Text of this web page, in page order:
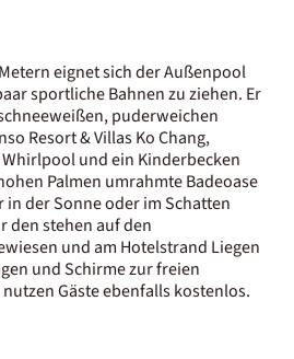
eignet sich der Außenpool
sportliche Bahnen zu ziehen. Er
puderweichen
Resort & Villas Ko Chang,
und ein Kinderbecken
Palmen umrahmte Badeoase
in der Sonne oder im Schatten
den stehen auf den
und am Hotelstrand Liegen
und Schirme zur freien
Gäste ebenfalls kostenlos.